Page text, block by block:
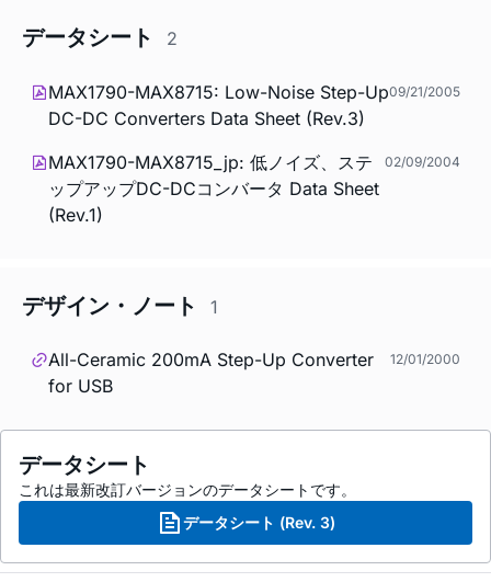
データシート 2
MAX1790-MAX8715: Low-Noise Step-Up
DC-DC Converters Data Sheet (Rev.3)
09/21/2005
MAX1790-MAX8715_jp: 低ノイズ、ステ
ップアップDC-DCコンバータ Data Sheet
(Rev.1)
02/09/2004
デザイン・ノート 1
All-Ceramic 200mA Step-Up Converter
for USB
12/01/2000
データシート
これは最新改訂バージョンのデータシートです。
データシート (Rev. 3)